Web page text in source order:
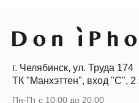
г. Челябинск, ул. Труда 174
ТК "Манхэттен", вход "С", 2
Пн-Пт с 10:00 до 20:00